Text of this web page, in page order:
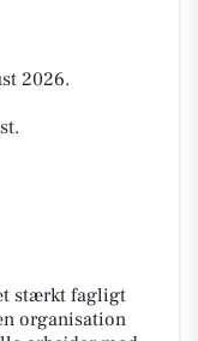
2026.
stærkt fagligt
organisation